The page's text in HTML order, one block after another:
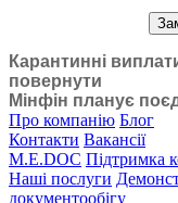
Карантинні
повернути
Мінфін планує
Про компанію Блог
Контакти Вакансії
M.E.DOC Підтримка
Наші послуги
документообігу